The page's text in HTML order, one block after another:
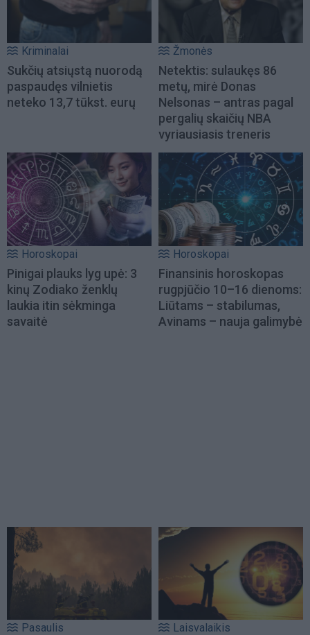
Kriminalai
Sukčių atsiųstą nuorodą
paspaudęs vilnietis
neteko 13,7 tūkst. eurų
Žmonės
Netektis: sulaukęs 86
metų, mirė Donas
Nelsonas – antras pagal
pergalių skaičių NBA
vyriausiasis treneris
Horoskopai
Pinigai plauks lyg upė: 3
kinų Zodiako ženklų
laukia itin sėkminga
savaitė
Horoskopai
Finansinis horoskopas
rugpjūčio 10–16 dienoms:
Liūtams – stabilumas,
Avinams – nauja galimybė
Pasaulis Laisvalaikis